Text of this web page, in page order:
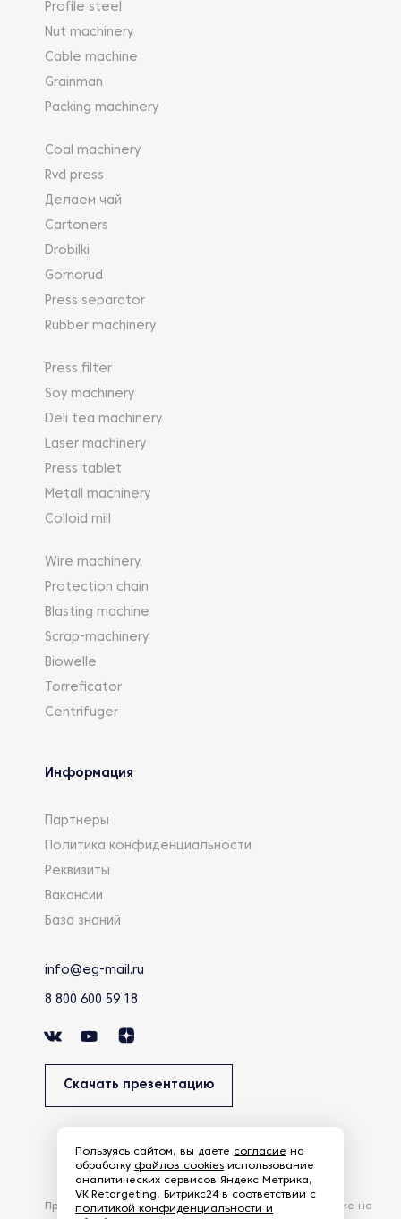
Profile steel
Nut machinery
Cable machine
Grainman
Packing machinery
Coal machinery
Rvd press
Делаем чай
Cartoners
Drobilki
Gornorud
Press separator
Rubber machinery
Press filter
Soy machinery
Deli tea machinery
Laser machinery
Press tablet
Metall machinery
Colloid mill
Wire machinery
Protection chain
Blasting machine
Scrap-machinery
Biowelle
Torreficator
Centrifuger
Информация
Партнеры
Политика конфиденциальности
Реквизиты
Вакансии
База знаний
info@eg-mail.ru
8 800 600 59 18
Скачать презентацию
Продолжая использовать наш сайт, вы даете согласие на
Пользуясь сайтом, вы даете согласие на
обработку файлов cookies использование
аналитических сервисов Яндекс Метрика,
VK.Retargeting, Битрикс24 в соответствии с
политикой конфиденциальности и